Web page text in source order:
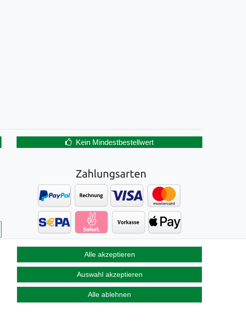
Kein Mindestbestellwert
Alle akzeptieren
Auswahl akzeptieren
Alle ablehnen